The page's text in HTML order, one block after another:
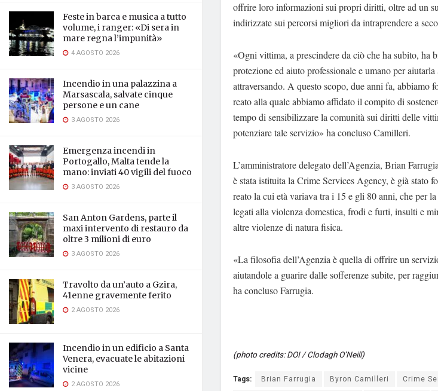
Feste in barca e musica a tutto
volume, i ranger: «Di sera in
mare regna l’impunità»
4 AGOSTO 2026
Incendio in una palazzina a
Marsascala, salvate cinque
persone e un cane
3 AGOSTO 2026
Emergenza incendi in
Portogallo, Malta tende la
mano: inviati 40 vigili del fuoco
3 AGOSTO 2026
San Anton Gardens, parte il
maxi intervento di restauro da
oltre 3 milioni di euro
3 AGOSTO 2026
Travolto da un’auto a Gzira,
41enne gravemente ferito
2 AGOSTO 2026
Incendio in un edificio a Santa
Venera, evacuate le abitazioni
vicine
2 AGOSTO 2026
offrire loro informazioni sui propri diritti, oltre ad un
indirizzate sui percorsi migliori da intraprendere a
«Ogni vittima, a prescindere da ciò che ha subito, ha
protezione ed aiuto professionale e umano per aiutarla
attraversando. A questo scopo, due anni fa, abbiamo
reato alla quale abbiamo affidato il compito di
tempo di sensibilizzare la comunità sui diritti delle
potenziare tale servizio» ha concluso Camilleri.
L’amministratore delegato dell’Agenzia, Brian
è stata istituita la Crime Services Agency, è già stato
reato la cui età variava tra i 15 e gli 80 anni, che per
legati alla violenza domestica, frodi e furti, insulti e
altre violenze di natura fisica.
«La filosofia dell’Agenzia è quella di offrire un
aiutandole a guarire dalle sofferenze subite, per
ha concluso Farrugia.
(photo credits: DOI / Clodagh O’Neill)
Tags: Brian Farrugia Byron Camilleri
Crime